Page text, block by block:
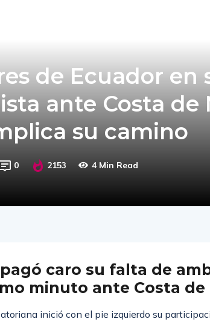
de Ecuador en
ante Costa de
su camino
caro su falta de
minuto ante Costa de